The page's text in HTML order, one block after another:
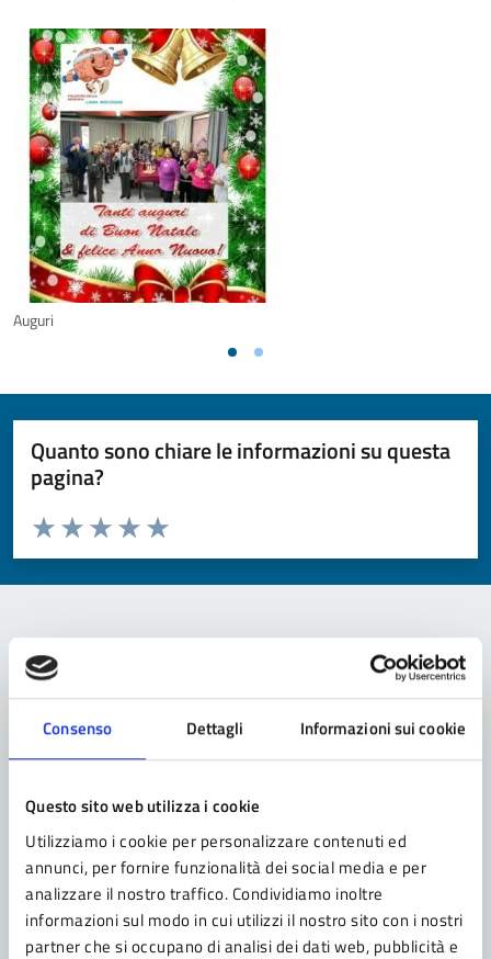
Consenso Dettagli Informazioni sui cookie
Questo sito web utilizza i cookie
Utilizziamo i cookie per personalizzare contenuti ed
annunci, per fornire funzionalità dei social media e per
analizzare il nostro traffico. Condividiamo inoltre
informazioni sul modo in cui utilizzi il nostro sito con i nostri
partner che si occupano di analisi dei dati web, pubblicità e
Auguri
Quanto sono chiare le informazioni su questa
pagina?
Valuta da 1 a 5 stelle la pagina
Valuta 5 stelle su 5
Valuta 4 stelle su 5
Valuta 3 stelle su 5
Valuta 2 stelle su 5
Valuta 1 stelle su 5
Contatta il comune
Leggi le domande frequenti
Richiedi assistenza
Prenota appuntamento
Problemi in città
Segnala disservizio